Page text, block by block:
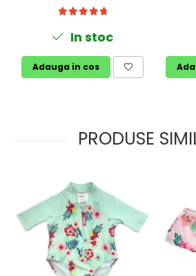
In stoc
Adauga in cos
PRODUSE